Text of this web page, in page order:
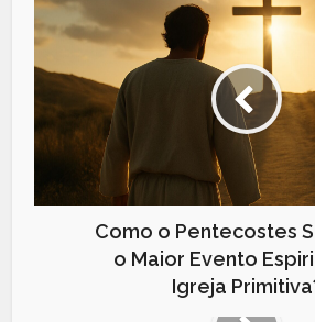
Como o Pentecostes
o Maior Evento
Igreja